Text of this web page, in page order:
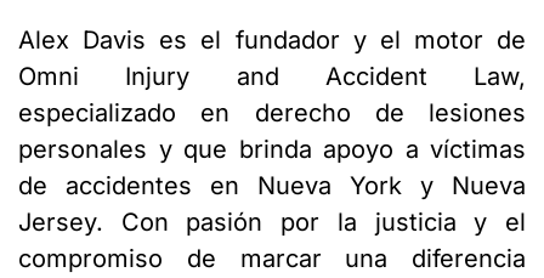
Alex Davis es el fundador y el motor de
Omni Injury and Accident Law,
especializado en derecho de lesiones
personales y que brinda apoyo a víctimas
de accidentes en Nueva York y Nueva
Jersey. Con pasión por la justicia y el
compromiso de marcar una diferencia